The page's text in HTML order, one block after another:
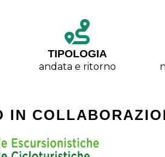
TIPOLOGIA
andata e ritorno
IN